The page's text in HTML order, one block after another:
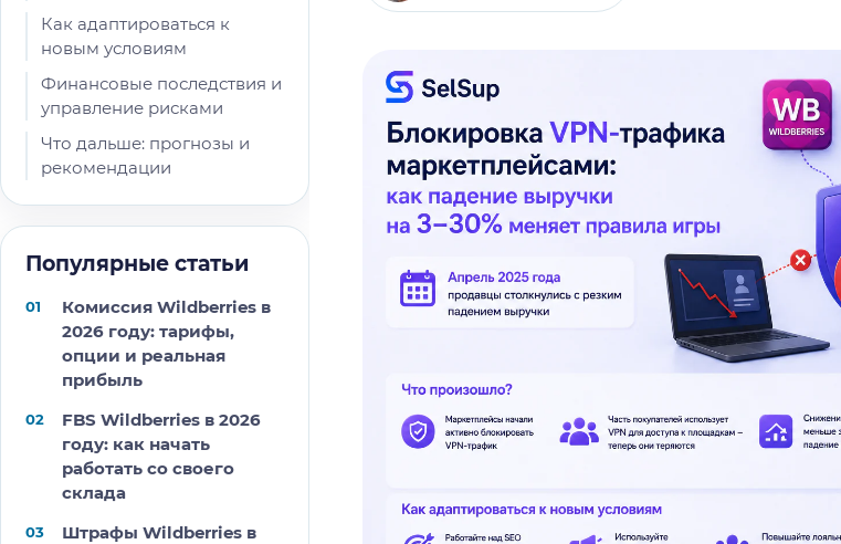
Как адаптироваться к
новым условиям
Финансовые последствия и
управление рисками
Что дальше: прогнозы и
рекомендации
Популярные статьи
Комиссия Wildberries в
2026 году: тарифы,
опции и реальная
прибыль
FBS Wildberries в 2026
году: как начать
работать со своего
склада
Штрафы Wildberries в